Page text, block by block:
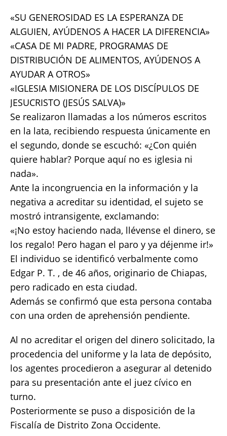
«SU GENEROSIDAD ES LA ESPERANZA DE
ALGUIEN, AYÚDENOS A HACER LA DIFERENCIA»
«CASA DE MI PADRE, PROGRAMAS DE
DISTRIBUCIÓN DE ALIMENTOS, AYÚDENOS A
AYUDAR A OTROS»
«IGLESIA MISIONERA DE LOS DISCÍPULOS DE
JESUCRISTO (JESÚS SALVA)»
Se realizaron llamadas a los números escritos
en la lata, recibiendo respuesta únicamente en
el segundo, donde se escuchó: «¿Con quién
quiere hablar? Porque aquí no es iglesia ni
nada».
Ante la incongruencia en la información y la
negativa a acreditar su identidad, el sujeto se
mostró intransigente, exclamando:
«¡No estoy haciendo nada, llévense el dinero, se
los regalo! Pero hagan el paro y ya déjenme ir!»
El individuo se identificó verbalmente como
Edgar P. T. , de 46 años, originario de Chiapas,
pero radicado en esta ciudad.
Además se confirmó que esta persona contaba
con una orden de aprehensión pendiente.
Al no acreditar el origen del dinero solicitado, la
procedencia del uniforme y la lata de depósito,
los agentes procedieron a asegurar al detenido
para su presentación ante el juez cívico en
turno.
Posteriormente se puso a disposición de la
Fiscalía de Distrito Zona Occidente.